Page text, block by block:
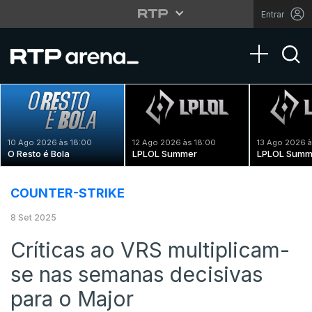
Entrar
Toggle
10 Ago 2026 às 18:00
O Resto é Bola
12 Ago 2026 às 18:00
LPLOL Summer
13 Ago 2026
LPLOL
COUNTER-STRIKE
8 Set 2025
Críticas ao VRS multiplicam-
se nas semanas decisivas
para o Major